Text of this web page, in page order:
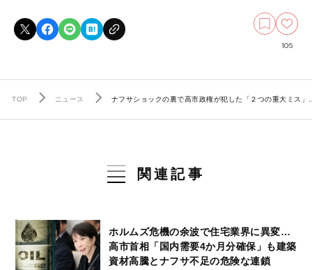
105
TOP ニュース ナフサショックの裏で高市政権が犯した「２つの重大ミス
関連記事
ホルムズ危機の余波で住宅業界に異変…
高市首相「国内需要4か月分確保」も建築
資材高騰とナフサ不足の危険な連鎖